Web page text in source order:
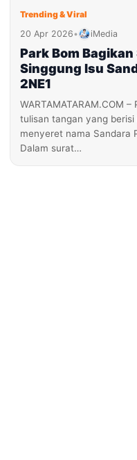
Trending & Viral
20 Apr 2026• iMedia
Park Bom
Singgung Isu
2NE1
WARTAMATARAM.COM
tulisan tangan yang
menyeret nama Sandara
Dalam surat…